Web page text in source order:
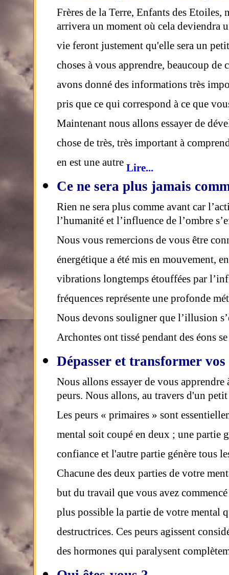
Frères de la Terre, Enfants des
arrivera un moment où cela deviendra
vie feront justement qu'elle sera un
choses à vous apprendre, beaucoup de
avons donné des informations très
pris que ce qui correspond à ce que
Maintenant nous allons essayer de
chose de très, très important à
en est une autre Lire...
Ce ne sera plus jamais
Rien ne sera plus comme avant car
l’humanité et l’influence de l’ombre
Nous vous remercions de vous être
énergétique a été mis en mouvement,
vibrations longtemps étouffées par
fréquences représente une profonde
Nous devons souligner que l’illusion
Archontes ont tissé pendant des éons
Dépasser et transformer vos
Nous allons essayer de vous
peurs. Nous allons, au travers d'un
Les peurs « primaires » sont
mental soit coupé en deux ; une partie
confiance et l'autre partie génère tous
Chacune des deux parties de votre
but du travail que vous avez
plus possible la partie de votre mental
destructrices. Ces peurs agissent
des hormones qui paralysent